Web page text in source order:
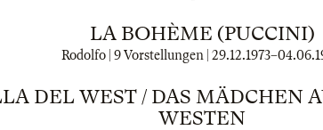
LA BOHÈME (PUCCINI)
Rodolfo | 9 Vorstellungen | 29.12.1973–
DEL WEST / DAS MÄDCHEN
WESTEN